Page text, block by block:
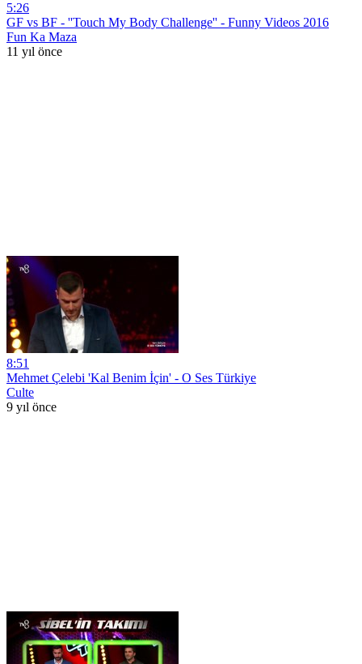
5:26
GF vs BF - ''Touch My Body Challenge'' - Funny Videos 2016
Fun Ka Maza
11 yıl önce
8:51
Mehmet Çelebi 'Kal Benim İçin' - O Ses Türkiye
Culte
9 yıl önce